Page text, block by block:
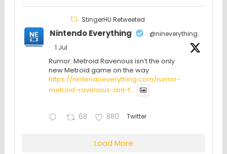
StingerHU Retweeted
Nintendo Everything
@nineverything
·
1 Jul
Rumor: Metroid Ravenous isn’t the only
new Metroid game on the way
https://nintendoeverything.com/rumor-
metroid-ravenous-isnt-t...
68 880 Twitter
Load More